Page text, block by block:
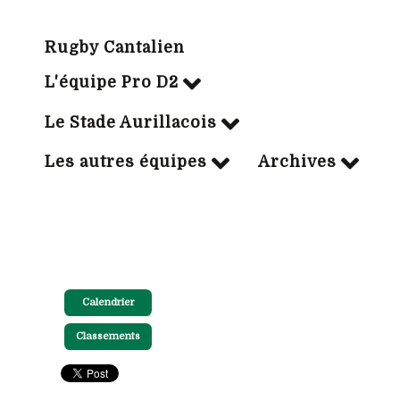
Rugby Cantalien
L'équipe Pro D2
Le Stade Aurillacois
Les autres équipes Archives
Calendrier
Classements